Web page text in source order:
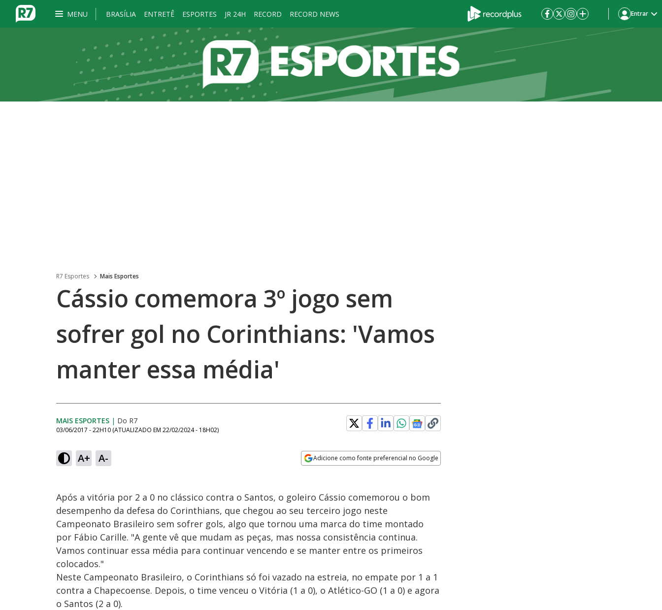
MENU BRASÍLIA ENTRETÊ ESPORTES JR 24H RECORD RECORD NEWS Entrar
R7 Esportes Mais Esportes
Cássio comemora 3º jogo sem
sofrer gol no Corinthians: 'Vamos
manter essa média'
MAIS ESPORTES | Do R7
03/06/2017 - 22H10 (ATUALIZADO EM 22/02/2024 - 18H02)
A+ A- Adicione como fonte preferencial no Google
Após a vitória por 2 a 0 no clássico contra o Santos, o goleiro Cássio comemorou o bom
desempenho da defesa do Corinthians, que chegou ao seu terceiro jogo neste
Campeonato Brasileiro sem sofrer gols, algo que tornou uma marca do time montado
por Fábio Carille. "A gente vê que mudam as peças, mas nossa consistência continua.
Vamos continuar essa média para continuar vencendo e se manter entre os primeiros
colocados."
Neste Campeonato Brasileiro, o Corinthians só foi vazado na estreia, no empate por 1 a 1
contra a Chapecoense. Depois, o time venceu o Vitória (1 a 0), o Atlético-GO (1 a 0) e agora
o Santos (2 a 0).